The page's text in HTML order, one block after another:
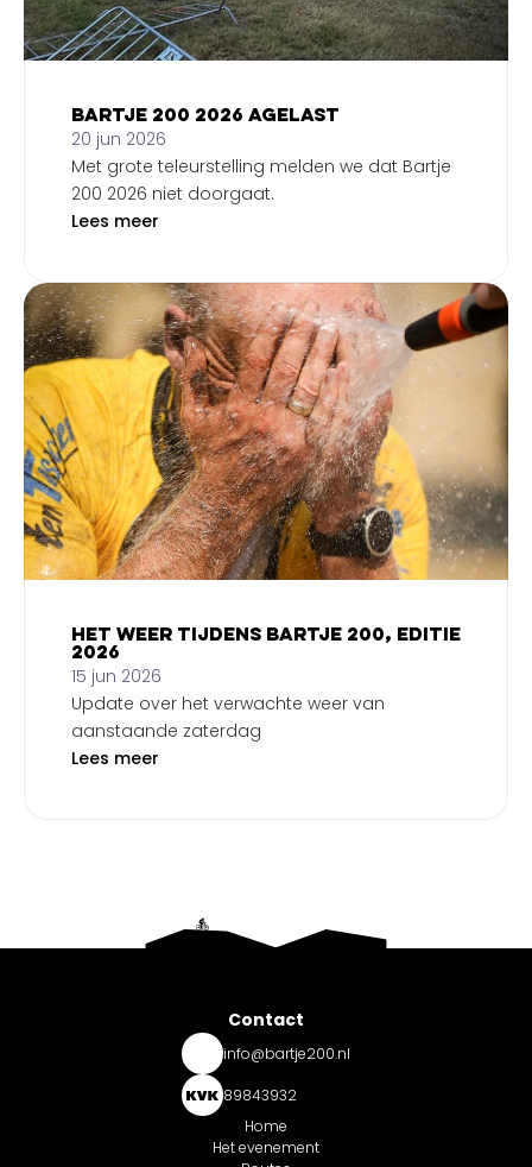
Bartje 200 2026 agelast
20 jun 2026
Met grote teleurstelling melden we dat Bartje
200 2026 niet doorgaat.
Lees meer
Het weer tijdens Bartje 200, editie
2026
15 jun 2026
Update over het verwachte weer van
aanstaande zaterdag
Lees meer
Contact
info@bartje200.nl
89843932
Home
Het evenement